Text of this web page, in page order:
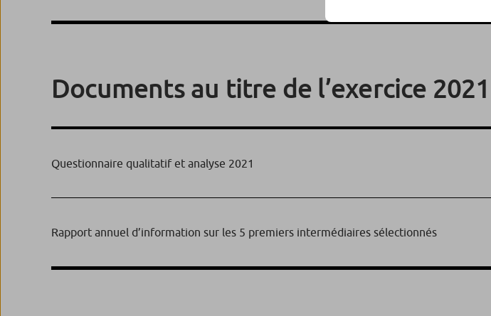
Documents au titre de l’exercice 2021
Questionnaire qualitatif et analyse 2021
Rapport annuel d’information sur les 5 premiers intermédiaires sélectionnés